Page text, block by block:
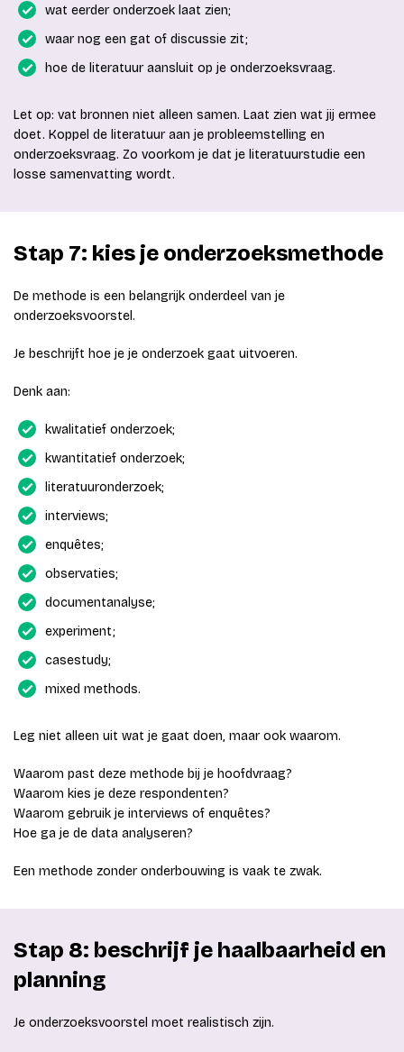
wat eerder onderzoek laat zien;
waar nog een gat of discussie zit;
hoe de literatuur aansluit op je onderzoeksvraag.
Let op: vat bronnen niet alleen samen. Laat zien wat jij ermee
doet. Koppel de literatuur aan je probleemstelling en
onderzoeksvraag. Zo voorkom je dat je literatuurstudie een
losse samenvatting wordt.
Stap 7: kies je onderzoeksmethode
De methode is een belangrijk onderdeel van je
onderzoeksvoorstel.
Je beschrijft hoe je je onderzoek gaat uitvoeren.
Denk aan:
kwalitatief onderzoek;
kwantitatief onderzoek;
literatuuronderzoek;
interviews;
enquêtes;
observaties;
documentanalyse;
experiment;
casestudy;
mixed methods.
Leg niet alleen uit wat je gaat doen, maar ook waarom.
Waarom past deze methode bij je hoofdvraag?
Waarom kies je deze respondenten?
Waarom gebruik je interviews of enquêtes?
Hoe ga je de data analyseren?
Een methode zonder onderbouwing is vaak te zwak.
Stap 8: beschrijf je haalbaarheid en
planning
Je onderzoeksvoorstel moet realistisch zijn.